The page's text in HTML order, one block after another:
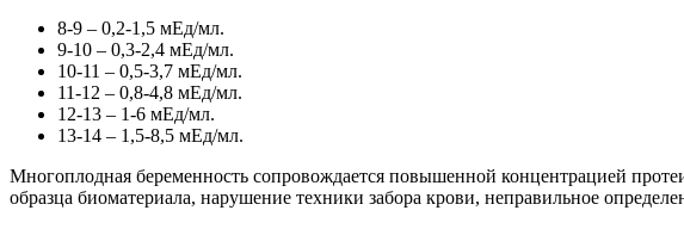
8-9 – 0,2-1,5 мЕд/мл.
9-10 – 0,3-2,4 мЕд/мл.
10-11 – 0,5-3,7 мЕд/мл.
11-12 – 0,8-4,8 мЕд/мл.
12-13 – 1-6 мЕд/мл.
13-14 – 1,5-8,5 мЕд/мл.
Многоплодная беременность сопровождается повышенной концентрацией
образца биоматериала, нарушение техники забора крови, неправильное